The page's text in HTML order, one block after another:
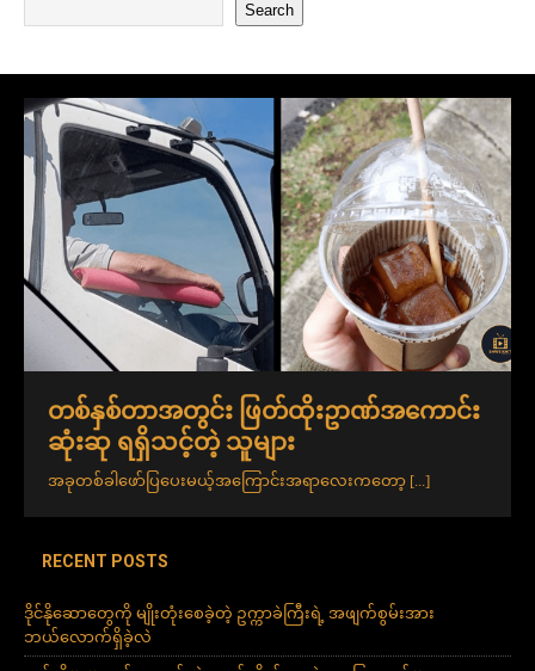
Search
တစ်နှစ်တာအတွင်း ဖြတ်ထိုးဥာဏ်အကောင်း
ဆုံးဆု ရရှိသင့်တဲ့ သူများ
အခုတစ်ခါဖော်ပြပေးမယ့်အကြောင်းအရာလေးကတော့ [...]
RECENT POSTS
ဒိုင်နိုဆောတွေကို မျိုးတုံးစေခဲ့တဲ့ ဥက္ကာခဲကြီးရဲ့ အဖျက်စွမ်းအား
ဘယ်လောက်ရှိခဲ့လဲ